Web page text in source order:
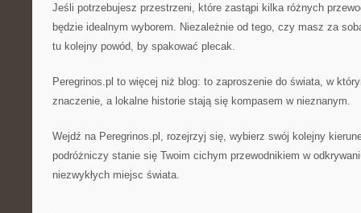
Jeśli potrzebujesz przestrzeni, które zastąpi kilka różnych
będzie idealnym wyborem. Niezależnie od tego, czy masz za
tu kolejny powód, by spakować plecak.
Peregrinos.pl to więcej niż blog: to zaproszenie do świata, w
znaczenie, a lokalne historie stają się kompasem w nieznanym.
Wejdź na Peregrinos.pl, rozejrzyj się, wybierz swój kolejny
podróżniczy stanie się Twoim cichym przewodnikiem w
niezwykłych miejsc świata.